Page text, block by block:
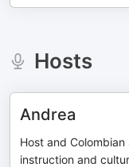
Hosts
Andrea
Host and
instruction and